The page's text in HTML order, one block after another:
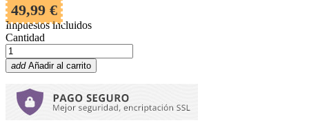
49,99 €
Impuestos incluidos
Cantidad
add Añadir al carrito